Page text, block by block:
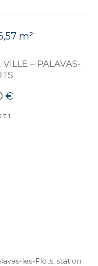
m²
– PALAVAS-
€
les-Flots, station